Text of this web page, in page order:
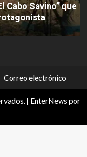
Savino” que
Correo electrónico
| EnterNews por